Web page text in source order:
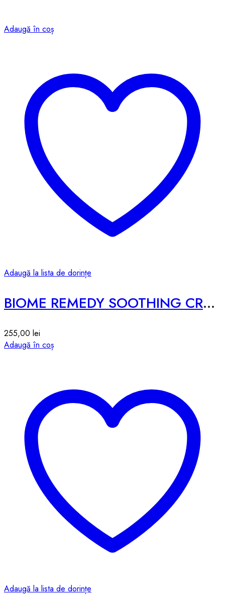
Adaugă în coș
Adaugă la lista de dorințe
BIOME REMEDY SOOTHING CREAM – 50ml
255,00 lei
Adaugă în coș
Adaugă la lista de dorințe